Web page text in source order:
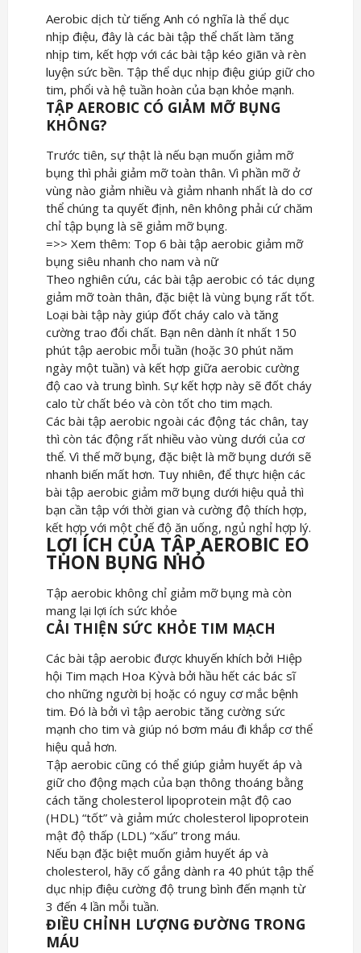
Aerobic dịch từ tiếng Anh có nghĩa là thể dục
nhịp điệu, đây là các bài tập thể chất làm tăng
nhịp tim, kết hợp với các bài tập kéo giãn và rèn
luyện sức bền. Tập thể dục nhịp điệu giúp giữ cho
tim, phổi và hệ tuần hoàn của bạn khỏe mạnh.
TẬP AEROBIC CÓ GIẢM MỠ BỤNG
KHÔNG?
Trước tiên, sự thật là nếu bạn muốn giảm mỡ
bụng thì phải giảm mỡ toàn thân. Vì phần mỡ ở
vùng nào giảm nhiều và giảm nhanh nhất là do cơ
thể chúng ta quyết định, nên không phải cứ chăm
chỉ tập bụng là sẽ giảm mỡ bụng.
=>> Xem thêm: Top 6 bài tập aerobic giảm mỡ
bụng siêu nhanh cho nam và nữ
Theo nghiên cứu, các bài tập aerobic có tác dụng
giảm mỡ toàn thân, đặc biệt là vùng bụng rất tốt.
Loại bài tập này giúp đốt cháy calo và tăng
cường trao đổi chất. Bạn nên dành ít nhất 150
phút tập aerobic mỗi tuần (hoặc 30 phút năm
ngày một tuần) và kết hợp giữa aerobic cường
độ cao và trung bình. Sự kết hợp này sẽ đốt cháy
calo từ chất béo và còn tốt cho tim mạch.
Các bài tập aerobic ngoài các động tác chân, tay
thì còn tác động rất nhiều vào vùng dưới của cơ
thể. Vì thế mỡ bụng, đặc biệt là mỡ bụng dưới sẽ
nhanh biến mất hơn. Tuy nhiên, để thực hiện các
bài tập aerobic giảm mỡ bụng dưới hiệu quả thì
bạn cần tập với thời gian và cường độ thích hợp,
kết hợp với một chế độ ăn uống, ngủ nghỉ hợp lý.
LỢI ÍCH CỦA TẬP AEROBIC EO
THON BỤNG NHỎ
Tập aerobic không chỉ giảm mỡ bụng mà còn
mang lại lợi ích sức khỏe
CẢI THIỆN SỨC KHỎE TIM MẠCH
Các bài tập aerobic được khuyến khích bởi Hiệp
hội Tim mạch Hoa Kỳvà bởi hầu hết các bác sĩ
cho những người bị hoặc có nguy cơ mắc bệnh
tim. Đó là bởi vì tập aerobic tăng cường sức
mạnh cho tim và giúp nó bơm máu đi khắp cơ thể
hiệu quả hơn.
Tập aerobic cũng có thể giúp giảm huyết áp và
giữ cho động mạch của bạn thông thoáng bằng
cách tăng cholesterol lipoprotein mật độ cao
(HDL) “tốt” và giảm mức cholesterol lipoprotein
mật độ thấp (LDL) “xấu” trong máu.
Nếu bạn đặc biệt muốn giảm huyết áp và
cholesterol, hãy cố gắng dành ra 40 phút tập thể
dục nhịp điệu cường độ trung bình đến mạnh từ
3 đến 4 lần mỗi tuần.
ĐIỀU CHỈNH LƯỢNG ĐƯỜNG TRONG
MÁU